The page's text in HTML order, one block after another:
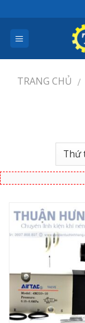
to
content
TRANG CHỦ /